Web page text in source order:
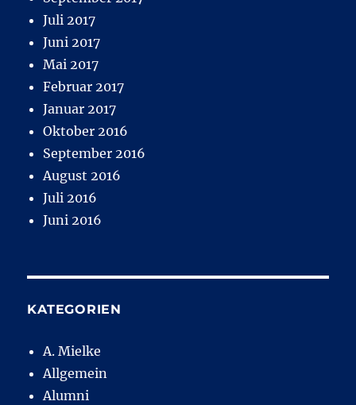
Juli 2017
Juni 2017
Mai 2017
Februar 2017
Januar 2017
Oktober 2016
September 2016
August 2016
Juli 2016
Juni 2016
KATEGORIEN
A. Mielke
Allgemein
Alumni